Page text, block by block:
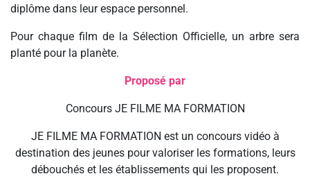
diplôme dans leur espace personnel.
Pour chaque film de la Sélection Officielle, un arbre sera
planté pour la planète.
Proposé par
Concours JE FILME MA FORMATION
JE FILME MA FORMATION est un concours vidéo à
destination des jeunes pour valoriser les formations, leurs
débouchés et les établissements qui les proposent.